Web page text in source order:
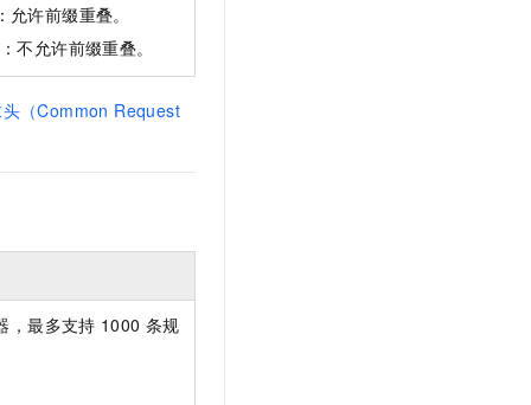
允许前缀重叠。
不允许前缀重叠。
（Common Request
，最多支持 1000 条规